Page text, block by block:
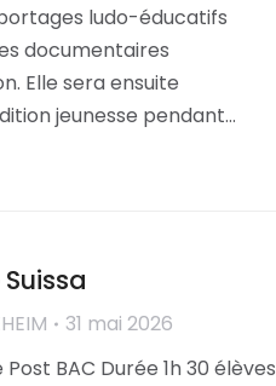
ludo-éducatifs
documentaires
Elle sera ensuite
jeunesse pendant…
31 mai 2026
BAC Durée 1h 30 élèves